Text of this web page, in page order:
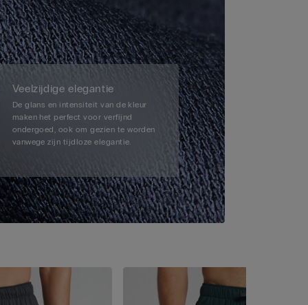
Veelzijdige elegantie
De glans en intensiteit van de kleur
maken het perfect voor verfijnd
ondergoed, ook om gezien te worden
vanwege zijn tijdloze elegantie.